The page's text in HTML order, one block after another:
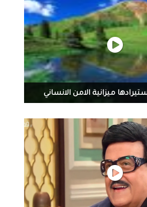
كلمات والحان عراقية مشحونة بمشاعر
غنت لكبار الملحنين وبإشراف رواد
القره غولي وقحطان العطار وجميل
وفاروق هلال... تأثرت بأصوات مائدة
غنت كل أطوار الغناء العراقي...
منذ كان عمرها (15) عام ونالت إعجاب وثقة وتوجيه اللجنة
العراقية نهاية فترة السبعينيات... واحتلت
في الإذاعة والتلفزيون والحفلات التي
اصبوحة قاعة التكرلي الثقافية وبحضور
والفن العراقي الأصيل... غنت الفنانة
التراثية وتحدثت عن اسباب غيابها
وغربتها وحنينها للجمهور العراقي والذي
في اللقاء الذي اداره الفنان الملحن
شكره وتقديره لجمعية الثقافة للجميع
متلهفا لصوتها واخبار مشوارها الفني...
سعيدة ان يكون حضورنا باعياد الربيع
ميزانية الامن الانساني